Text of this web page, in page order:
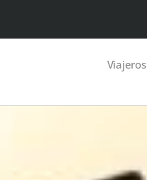
Viajeros